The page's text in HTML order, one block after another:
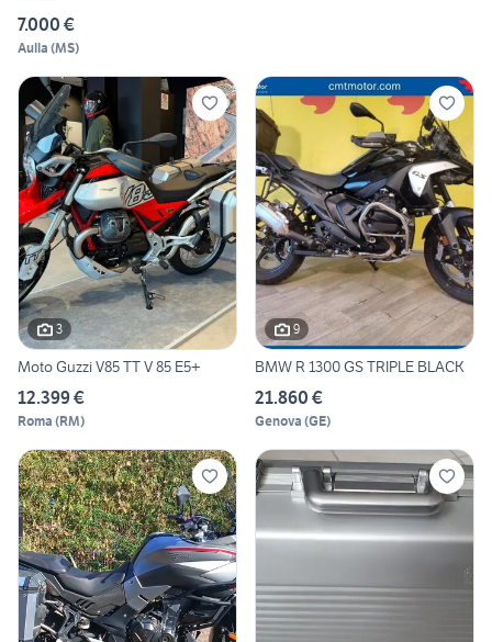
7.000 €
Aulla (MS)
3
Moto Guzzi V85 TT V 85 E5+
12.399 €
Roma (RM)
9
BMW R 1300 GS TRIPLE BLACK
21.860 €
Genova (GE)